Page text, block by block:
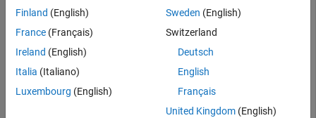
Create two fi
objects and determine whether they have the
same properties.
F = fimath;
a = fi(pi);
Finland (English)
France (Français)
Ireland (English)
Italia (Italiano)
Luxembourg (English)
Sweden (English)
Switzerland
Deutsch
English
Français
United Kingdom(English)